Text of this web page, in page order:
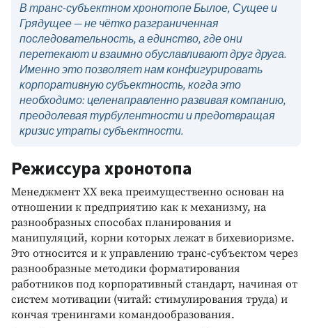
В транс-субъектном хронотопе Былое, Сущее и
Грядущее — не чётко разграниченная
последовательность, а единство, где они
перетекают и взаимно обуславливают друг друга.
Именно это позволяет нам конфигурировать
корпоративную субъектность, когда это
необходимо: целенаправленно развивая компанию,
преодолевая турбулентности и предотвращая
кризис утраты субъектности.
Режиссура хронотопа
Менеджмент ХХ века преимущественно основан на
отношении к предприятию как к механизму, на
разнообразных способах планирования и
манипуляций, корни которых лежат в бихевиоризме.
Это относится и к управлению транс-субъектом через
разнообразные методики форматирования
работников под корпоративный стандарт, начиная от
систем мотивации (читай: стимулирования труда) и
кончая тренингами командообразования.